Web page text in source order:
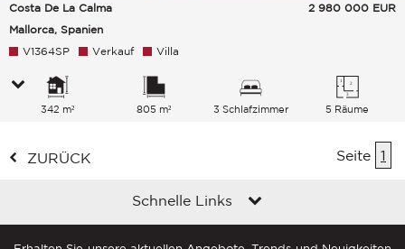
Costa De La Calma
Mallorca, Spanien
2 980 000 EUR
V1364SP Verkauf Villa
342 m² 805 m² 3 Schlafzimmer 5 Räume
ZURÜCK Seite 1
Schnelle Links